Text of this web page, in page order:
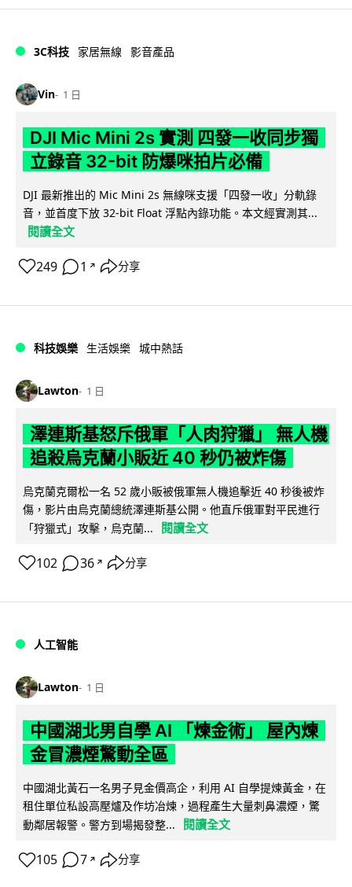
3C科技 家居無線 影音產品
Vin 1 日
DJI Mic Mini 2s 實測 四發一收同步獨
立錄音 32-bit 防爆咪拍片必備
DJI 最新推出的 Mic Mini 2s 無線咪支援「四發一收」分軌錄
音，並首度下放 32-bit Float 浮點內錄功能。本文經實測其...
閱讀全文
249 1 ↗ 分享
科技娛樂 生活娛樂 城中熱話
Lawton 1 日
澤連斯基怒斥俄軍「人肉狩獵」 無人機
追殺烏克蘭小販近 40 秒仍被炸傷
烏克蘭克爾松一名 52 歲小販被俄軍無人機追擊近 40 秒後被炸
傷，影片由烏克蘭總統澤連斯基公開。他直斥俄軍對平民進行
「狩獵式」攻擊，烏克蘭...
閱讀全文
102 36 ↗ 分享
人工智能
Lawton 1 日
中國湖北男自學 AI 「煉金術」 屋內煉
金冒濃煙驚動全區
中國湖北黃石一名男子見金價高企，利用 AI 自學提煉黃金，在
租住單位私設高壓爐及作坊冶煉，過程產生大量刺鼻濃煙，驚
動鄰居報警。警方到場揭發整...
閱讀全文
105 7 ↗ 分享